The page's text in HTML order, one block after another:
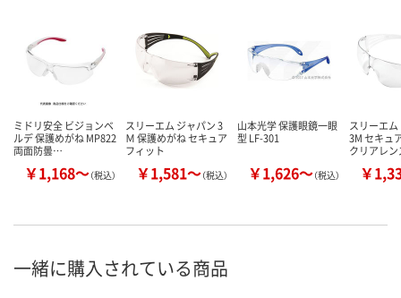
ミドリ安全 ビジョンベ
ルデ 保護めがね MP822
両面防曇…
￥1,168～（税込）
スリーエム ジャパン 3
Ｍ 保護めがね セキュア
フィット
￥1,581～（税込）
山本光学 保護眼鏡一眼
型 LF-301
￥1,626～（税込）
スリーエ
3M セキュ
クリアレ
￥
一緒に購入されている商品